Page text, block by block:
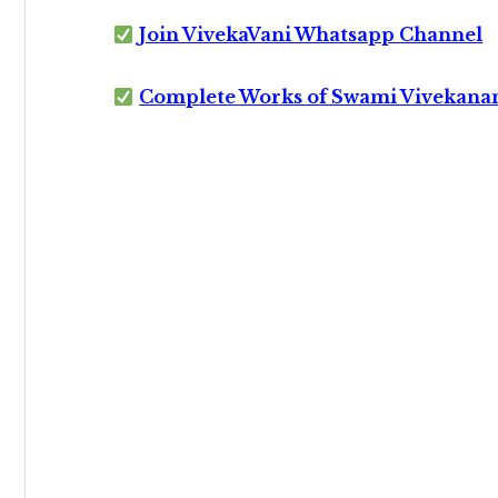
Join VivekaVani Whatsapp Channel
Complete Works of Swami